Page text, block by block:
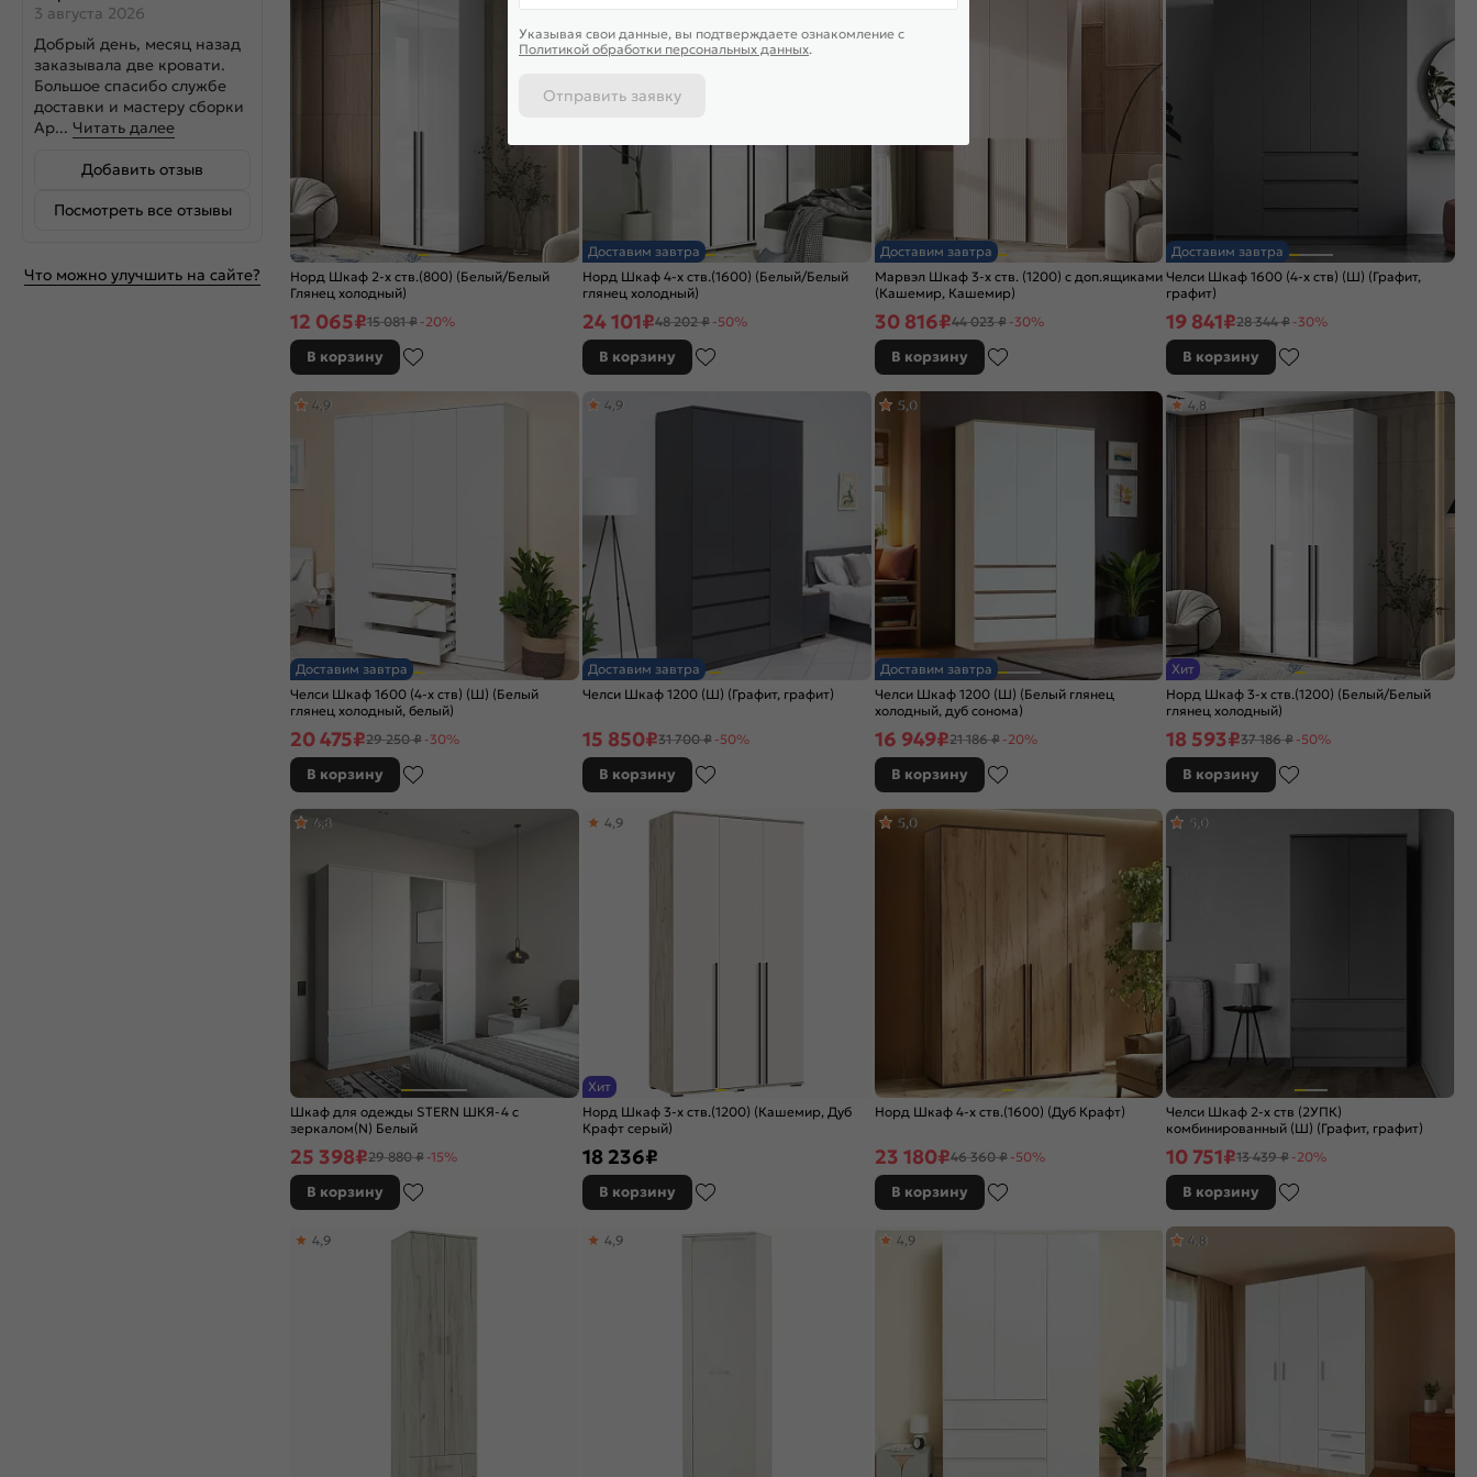
3 августа 2026
Добрый день, месяц назад
заказывала две кровати.
Большое спасибо службе
доставки и мастеру сборки
Ар... Читать далее
Добавить отзыв
Посмотреть все отзывы
Что можно улучшить на сайте?
Норд Шкаф 2-х ств.(800) (Белый/Белый
Глянец холодный)
12 065₽15 081 ₽ -20%
В корзину
Доставим завтра
Норд Шкаф 4-х ств.(1600) (Белый/Белый
глянец холодный)
24 101₽48 202 ₽ -50%
В корзину
Доставим завтра
Марвэл Шкаф 3-х ств. (1200) с доп.ящиками
(Кашемир, Кашемир)
30 816₽44 023 ₽ -30%
В корзину
Доставим завтра
Челси Шкаф 1600 (4-х ств) (Ш) (Графит,
графит)
19 841₽28 344 ₽ -30%
В корзину
Доставим завтра
Челси Шкаф 1600 (4-х ств) (Ш) (Белый
глянец холодный, белый)
4,9
20 475₽29 250 ₽ -30%
В корзину
Доставим завтра
Челси Шкаф 1200 (Ш) (Графит, графит)
4,9
15 850₽31 700 ₽ -50%
В корзину
Доставим завтра
Челси Шкаф 1200 (Ш) (Белый глянец
холодный, дуб сонома)
5,0
16 949₽21 186 ₽ -20%
В корзину
Хит
Норд Шкаф 3-х ств.(1200) (Белый/Белый
глянец холодный)
4,8
18 593₽37 186 ₽ -50%
В корзину
Шкаф для одежды STERN ШКЯ-4 c
зеркалом(N) Белый
4,8
25 398₽29 880 ₽ -15%
В корзину
Хит
Норд Шкаф 3-х ств.(1200) (Кашемир, Дуб
Крафт серый)
4,9
18 236₽
В корзину
Норд Шкаф 4-х ств.(1600) (Дуб Крафт)
5,0
23 180₽46 360 ₽ -50%
В корзину
Челси Шкаф 2-х ств (2УПК)
комбинированный (Ш) (Графит, графит)
5,0
10 751₽13 439 ₽ -20%
В корзину
4,9 4,9 4,9 4,8
Указывая свои данные, вы подтверждаете ознакомление c
Политикой обработки персональных данных.
Отправить заявку